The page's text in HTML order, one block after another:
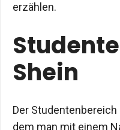
erzählen.
Shein
Der
dem man mit einem